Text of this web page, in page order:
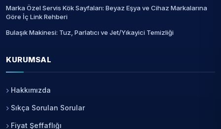
Marka Özel Servis Kök Sayfaları: Beyaz Eşya ve Cihaz Markalarına
Göre İç Link Rehberi
Bulaşık Makinesi: Tuz, Parlatıcı ve Jet/Yıkayici Temizliği
KURUMSAL
Hakkımızda
Sıkça Sorulan Sorular
Fiyat Şeffaflığı